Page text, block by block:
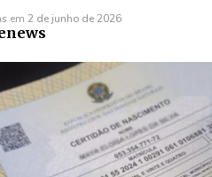
em 2 de junho de 2026